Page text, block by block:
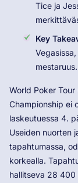
Tice ja
Key
mestaruus.
World Poker
Championship ei
laskeutuessa 4.
Useiden nuorten
tapahtumassa,
korkealla.
hallitseva 28